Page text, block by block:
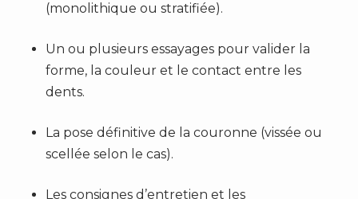
(monolithique ou stratifiée).
Un ou plusieurs essayages pour valider la
forme, la couleur et le contact entre les
dents.
La pose définitive de la couronne (vissée ou
scellée selon le cas).
Les consignes d’entretien et les